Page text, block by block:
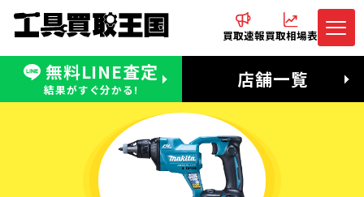
買取速報買取相場表
無料LINE査定
結果がすぐ分かる! 店舗一覧
無料LINE査定
受付：11:00〜19:00 木曜定休日
電話でお問合わせ
営業時間：11:00〜20:00